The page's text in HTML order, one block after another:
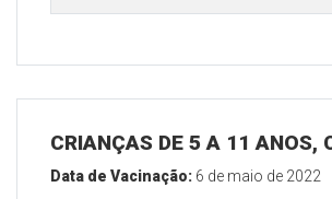
CRIANÇAS DE 5 A 11 ANOS,
Data de Vacinação: 6 de maio de 2022